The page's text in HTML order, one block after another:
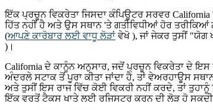
ਇੱਕ ਪ੍ਰਚੂਨ ਵਿਕਰੇਤਾ ਜਿਸਦਾ ਕੰਪਿਊਟਰ ਸਰਵਰ
ਹਿੱਤ ਨਹੀਂ ਹੈ ਅਤੇ ਉਸ ਸਥਾਨ 'ਤੇ ਗਤੀਵਿਧੀਆਂ ਹੋਰ
(ਆਪਣੇ ਕਾਰੋਬਾਰ ਲਈ ਵਾਧੂ ਲੋੜਾਂ ਵੇਖੋ ), ਜਾਂ ਜੇਕਰ ਤੁਸੀਂ "ਯੋਗ
)।
California ਦੇ ਕਾਨੂੰਨ ਅਨੁਸਾਰ, ਜਦੋਂ ਪ੍ਰਚੂਨ ਵਿਕਰੇਤਾ ਦੇ
ਅੰਦਰਲੇ ਸਟਾਕ ਤੋਂ ਪੂਰਾ ਕੀਤਾ ਜਾਂਦਾ ਹੈ, ਤਾਂ ਵੇਅਰਹਾਊਸ
ਅਤੇ ਤੁਸੀਂ ਇਸ ਰਾਜ ਵਿੱਚ ਕੋਈ ਵਿਕਰੀ ਨਹੀਂ ਕਰਦੇ, ਤਾਂ ਤੁਹਾਨੂੰ
ਇੱਕ ਵਰਤੋਂ ਟੈਕਸ ਖਾਤੇ ਲਈ ਰਜਿਸਟਰ ਕਰਨ ਦੀ ਲੋੜ ਹੋ ਸਕਦੀ